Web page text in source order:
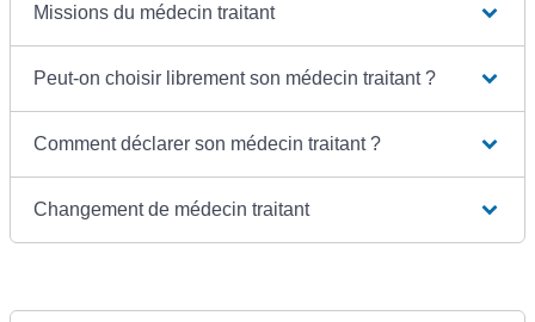
Missions du médecin traitant
Peut-on choisir librement son médecin traitant ?
Comment déclarer son médecin traitant ?
Changement de médecin traitant